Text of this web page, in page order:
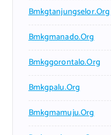
Bmkgtanjungselor.org
Bmkgmanado.org
Bmkggorontalo.org
Bmkgpalu.org
Bmkgmamuju.org